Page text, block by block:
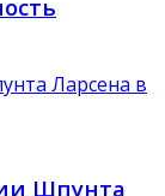
Шпунта